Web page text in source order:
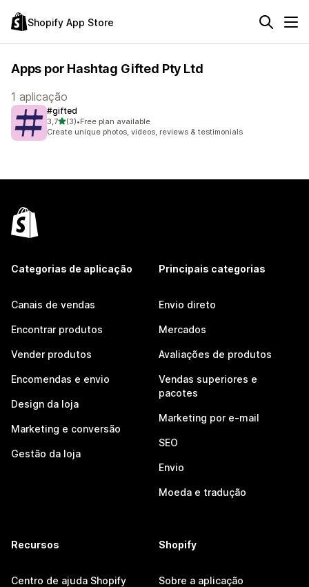
Shopify App Store
Apps por Hashtag Gifted Pty Ltd
1 aplicação
#gifted
3,7de 5 estrelas
(3)
3 total de avaliações
•Free plan available
Create unique photos, videos, reviews & testimonials
Categorias de aplicação
Canais de vendas
Encontrar produtos
Vender produtos
Encomendas e envio
Design da loja
Marketing e conversão
Gestão da loja
Principais categorias
Envio direto
Mercados
Avaliações de produtos
Vendas superiores e
pacotes
Marketing por e-mail
SEO
Envio
Moeda e tradução
Recursos
Centro de ajuda Shopify
Shopify
Sobre a aplicação